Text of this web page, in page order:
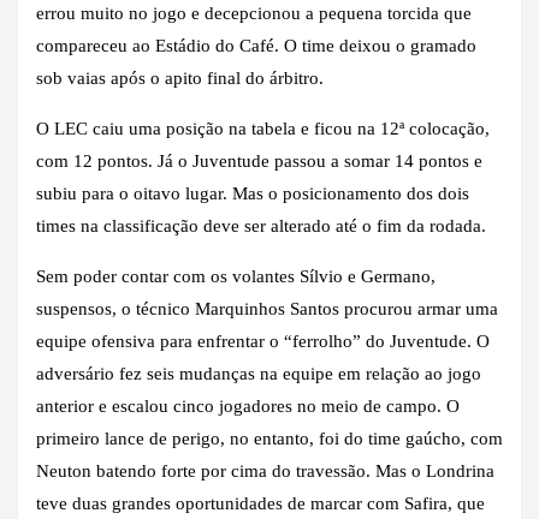
errou muito no jogo e decepcionou a pequena torcida que
compareceu ao Estádio do Café. O time deixou o gramado
sob vaias após o apito final do árbitro.
O LEC caiu uma posição na tabela e ficou na 12ª colocação,
com 12 pontos. Já o Juventude passou a somar 14 pontos e
subiu para o oitavo lugar. Mas o posicionamento dos dois
times na classificação deve ser alterado até o fim da rodada.
Sem poder contar com os volantes Sílvio e Germano,
suspensos, o técnico Marquinhos Santos procurou armar uma
equipe ofensiva para enfrentar o “ferrolho” do Juventude. O
adversário fez seis mudanças na equipe em relação ao jogo
anterior e escalou cinco jogadores no meio de campo. O
primeiro lance de perigo, no entanto, foi do time gaúcho, com
Neuton batendo forte por cima do travessão. Mas o Londrina
teve duas grandes oportunidades de marcar com Safira, que